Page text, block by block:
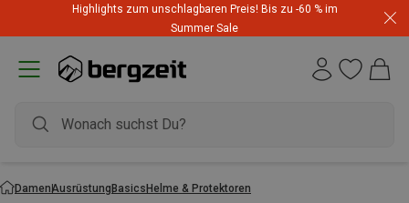
Highlights zum unschlagbaren Preis! Bis zu -60 % im
Summer Sale
DamenAusrüstungBasicsHelme & Protektoren